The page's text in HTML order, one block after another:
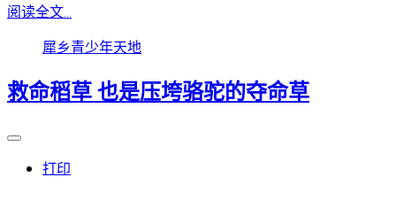
阅读全文...
犀乡青少年天地
救命稻草 也是压垮骆驼的夺命草
打印